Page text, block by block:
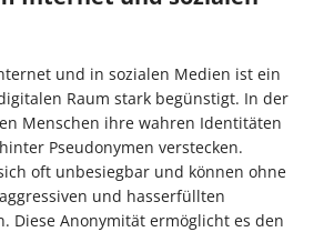
und in sozialen Medien ist ein
Raum stark begünstigt. In der
Menschen ihre wahren Identitäten
Pseudonymen verstecken.
oft unbesiegbar und können ohne
und hasserfüllten
Diese Anonymität ermöglicht es den